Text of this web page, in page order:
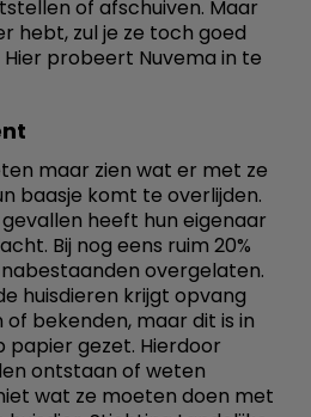
of afschuiven. Maar
hebt, zul je ze toch goed
probeert Nuvema in te
maar zien wat er met ze
baasje komt te overlijden.
heeft hun eigenaar
Bij nog eens ruim 20%
overgelaten.
huisdieren krijgt opvang
bekenden, maar dit is in
papier gezet. Hierdoor
ontstaan of weten
wat ze moeten doen met